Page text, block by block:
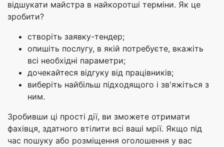
відшукати майстра в найкоротші терміни. Як це
зробити?
створіть заявку-тендер;
опишіть послугу, в якій потребуєте, вкажіть
всі необхідні параметри;
дочекайтеся відгуку від працівників;
виберіть найбільш підходящого і зв'яжіться з
ним.
Зробивши ці прості дії, ви зможете отримати
фахівця, здатного втілити всі ваші мрії. Якщо під
час пошуку або розміщення оголошення у вас